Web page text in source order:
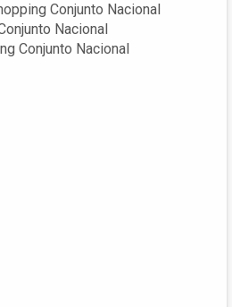
Conjunto Nacional
Nacional
Conjunto Nacional